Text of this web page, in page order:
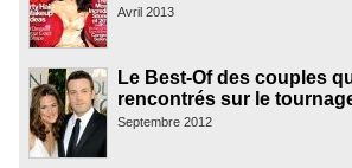
Avril 2013
Le Best-Of des couples
rencontrés sur le
Septembre 2012